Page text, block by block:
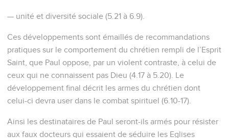
— unité et diversité sociale (5.21 à 6.9).
Ces développements sont émaillés de recommandations
pratiques sur le comportement du chrétien rempli de l’Esprit
Saint, que Paul oppose, par un violent contraste, à celui de
ceux qui ne connaissent pas Dieu (4.17 à 5.20). Le
développement final décrit les armes du chrétien dont
celui-ci devra user dans le combat spirituel (6.10-17).
Ainsi les destinataires de Paul seront-ils armés pour résister
aux faux docteurs qui essaient de séduire les Eglises